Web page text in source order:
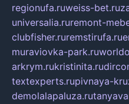
regionufa.ruweiss-bet.ru
universalia.ruremont-
clubfisher.ruremstirufa.ru
muraviovka-park.ru
arkrym.rukristinita.ru
textexperts.rupivnaya-
demolalapaluza.ru